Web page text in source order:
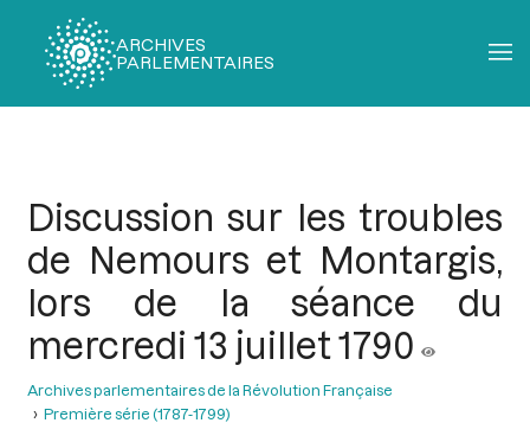
ARCHIVES
PARLEMENTAIRES
Discussion sur les troubles
de Nemours et Montargis,
lors de la séance du
mercredi 13 juillet 1790
Archives parlementaires de la Révolution Française
Première série (1787-1799)